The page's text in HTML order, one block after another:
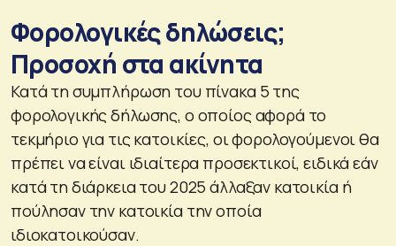
Φορολογικές δηλώσεις;
Προσοχή στα ακίνητα
Κατά τη συμπλήρωση του πίνακα 5 της
φορολογικής δήλωσης, ο οποίος αφορά το
τεκμήριο για τις κατοικίες, οι φορολογούμενοι θα
πρέπει να είναι ιδιαίτερα προσεκτικοί, ειδικά εάν
κατά τη διάρκεια του 2025 άλλαξαν κατοικία ή
πούλησαν την κατοικία την οποία
ιδιοκατοικούσαν.